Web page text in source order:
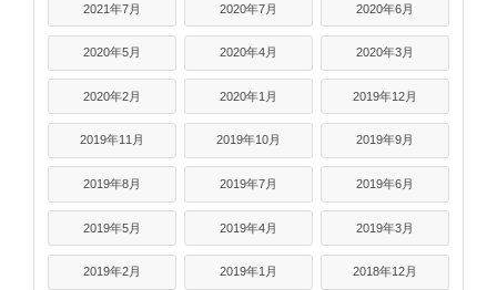
2021年7月 2020年7月 2020年6月
2020年5月 2020年4月 2020年3月
2020年2月 2020年1月 2019年12月
2019年11月 2019年10月 2019年9月
2019年8月 2019年7月 2019年6月
2019年5月 2019年4月 2019年3月
2019年2月 2019年1月 2018年12月